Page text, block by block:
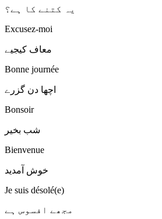
یہ کتنے کا ہے؟
Excusez-moi
معاف کیجیے
Bonne journée
اچھا دن گزرے
Bonsoir
شب بخیر
Bienvenue
خوش آمدید
Je suis désolé(e)
مجھے افسوس ہے